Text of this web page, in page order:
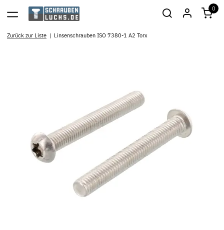
0
Zurück zur Liste Linsenschrauben ISO 7380-1 A2 Torx